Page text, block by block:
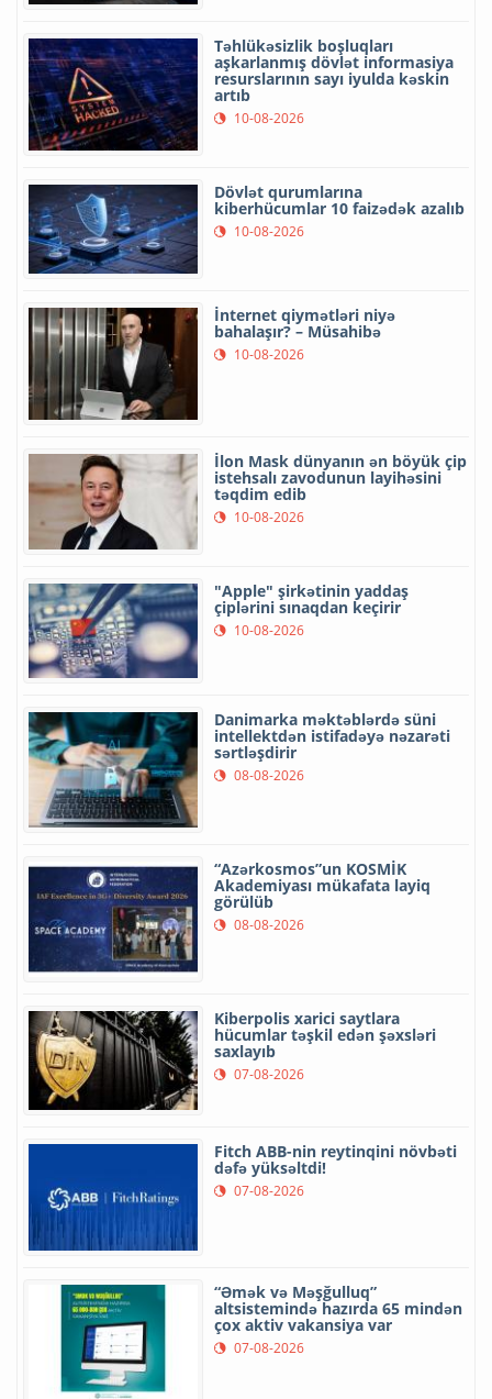
Təhlükəsizlik boşluqları
aşkarlanmış dövlət informasiya
resurslarının sayı iyulda kəskin
artıb
10-08-2026
Dövlət qurumlarına
kiberhücumlar 10 faizədək azalıb
10-08-2026
İnternet qiymətləri niyə
bahalaşır? – Müsahibə
10-08-2026
İlon Mask dünyanın ən böyük çip
istehsalı zavodunun layihəsini
təqdim edib
10-08-2026
"Apple" şirkətinin yaddaş
çiplərini sınaqdan keçirir
10-08-2026
Danimarka məktəblərdə süni
intellektdən istifadəyə nəzarəti
sərtləşdirir
08-08-2026
“Azərkosmos”un KOSMİK
Akademiyası mükafata layiq
görülüb
08-08-2026
Kiberpolis xarici saytlara
hücumlar təşkil edən şəxsləri
saxlayıb
07-08-2026
Fitch ABB-nin reytinqini növbəti
dəfə yüksəltdi!
07-08-2026
“Əmək və Məşğulluq”
altsistemində hazırda 65 mindən
çox aktiv vakansiya var
07-08-2026